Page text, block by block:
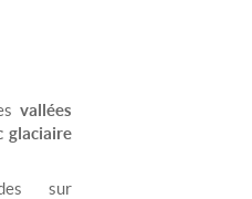
vallées
glaciaire
sur